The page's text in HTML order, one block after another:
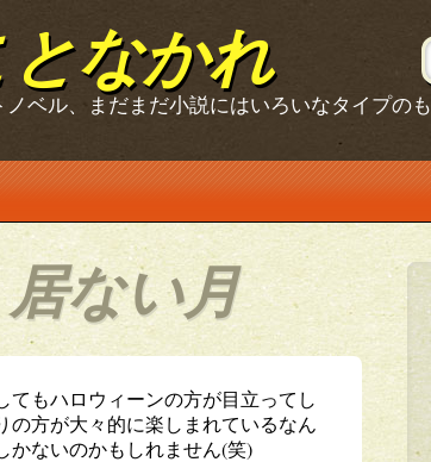
なかれ
ベル、まだまだ小説にはいろいなタイプのも
ない月
てもハロウィーンの方が目立ってし
の方が大々的に楽しまれているなん
かないのかもしれません(笑)